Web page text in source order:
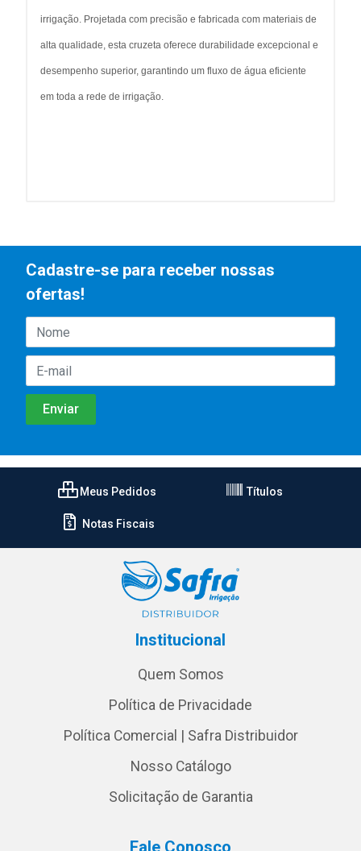
irrigação. Projetada com precisão e fabricada com materiais de
alta qualidade, esta cruzeta oferece durabilidade excepcional e
desempenho superior, garantindo um fluxo de água eficiente
em toda a rede de irrigação.
Cadastre-se para receber nossas
ofertas!
Meus Pedidos Títulos
Notas Fiscais
Institucional
Quem Somos
Política de Privacidade
Política Comercial | Safra Distribuidor
Nosso Catálogo
Solicitação de Garantia
Fale Conosco